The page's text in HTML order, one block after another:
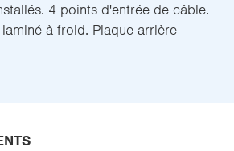
4 points d'entrée de câble.
à froid. Plaque arrière